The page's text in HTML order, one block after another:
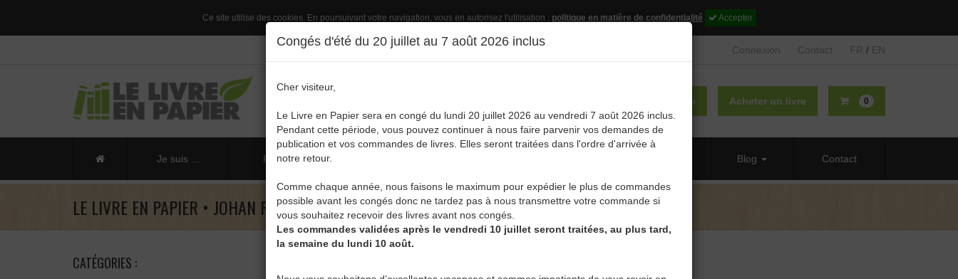
Ce site utilise des cookies. En poursuivant votre navigation, vous en autorisez l'utilisation : politique en matière de confidentialité Accepter
Congés d'été du 20 juillet au 7 août 2026 inclus
Cher visiteur,
Le Livre en Papier sera en congé du lundi 20 juillet 2026 au vendredi 7 août 2026 inclus.
Pendant cette période, vous pouvez continuer à nous faire parvenir vos demandes de
publication et vos commandes de livres. Elles seront traitées dans l'ordre d'arrivée à
notre retour.
Comme chaque année, nous faisons le maximum pour expédier le plus de commandes
possible avant les congés donc ne tardez pas à nous transmettre votre commande si
vous souhaitez recevoir des livres avant nos congés.
Les commandes validées après le vendredi 10 juillet seront traitées, au plus tard,
la semaine du lundi 10 août.
Connexion Contact FR / EN
0
Acheter un livre
Publier un livre
Je suis ... Publier un livre Blog Contact
LE LIVRE EN PAPIER • JOHAN RINCHART
CATÉGORIES :